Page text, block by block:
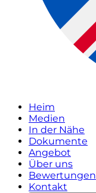
Heim
Medien
In der Nähe
Dokumente
Angebot
Über uns
Bewertungen
Kontakt